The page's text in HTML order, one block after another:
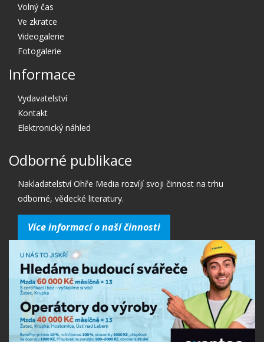
Volný čas
Ve zkratce
Videogalerie
Fotogalerie
Informace
Vydavatelství
Kontakt
Elektronický náhled
Odborné publikace
Nakladatelství Ohře Media rozvíjí svoji činnost na trhu
odborné, vědecké literatury.
Více informací o naší činnosti